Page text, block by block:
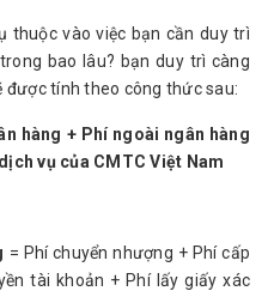
thuộc vào việc bạn cần duy trì
bao lâu? bạn duy trì càng
được tính theo công thức sau:
hàng + Phí ngoài ngân hàng
vụ của CMTC Việt Nam
= Phí chuyển nhượng + Phí cấp
tài khoản + Phí lấy giấy xác